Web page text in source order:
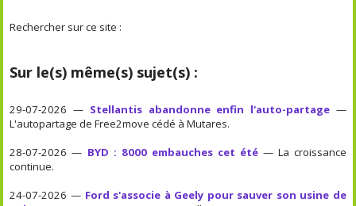
Rechercher sur ce site :
Sur le(s) même(s) sujet(s) :
29-07-2026 — Stellantis abandonne enfin l'auto-partage—
L'autopartage de Free2move cédé à Mutares.
28-07-2026 — BYD : 8000 embauches cet été— La croissance
continue.
24-07-2026 — Ford s'associe à Geely pour sauver son usine de